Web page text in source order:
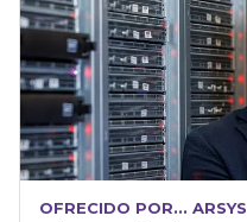
OFRECIDO POR... ARSYS